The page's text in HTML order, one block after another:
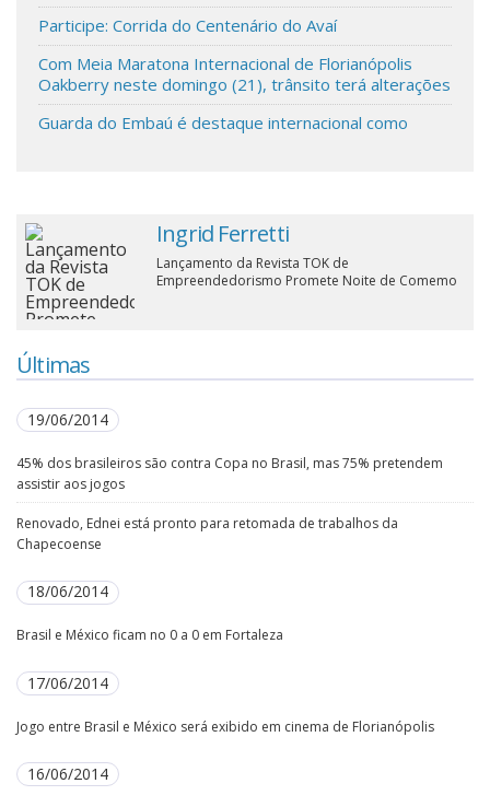
Anuncie
Fale Conosco
Participe: Corrida do Centenário do Avaí
Com Meia Maratona Internacional de Florianópolis
Oakberry neste domingo (21), trânsito terá alterações
Guarda do Embaú é destaque internacional como
Ingrid Ferretti
Lançamento da Revista TOK de
Empreendedorismo Promete Noite de Comemo
Últimas
19/06/2014
45% dos brasileiros são contra Copa no Brasil, mas 75% pretendem
assistir aos jogos
Renovado, Ednei está pronto para retomada de trabalhos da
Chapecoense
18/06/2014
Brasil e México ficam no 0 a 0 em Fortaleza
17/06/2014
Jogo entre Brasil e México será exibido em cinema de Florianópolis
16/06/2014